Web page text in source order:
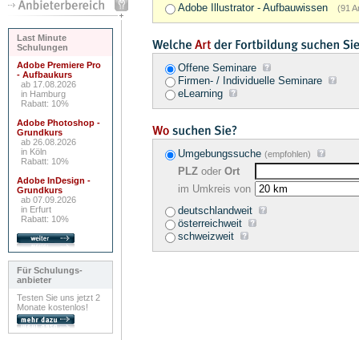
Last Minute
Schulungen
Adobe Premiere Pro
- Aufbaukurs
ab 17.08.2026
in Hamburg
Rabatt: 10%
Adobe Photoshop -
Grundkurs
ab 26.08.2026
in Köln
Rabatt: 10%
Adobe InDesign -
Grundkurs
ab 07.09.2026
in Erfurt
Rabatt: 10%
Für Schulungs-
anbieter
Testen Sie uns jetzt 2
Monate kostenlos!
Adobe Illustrator - Aufbauwissen (91
Offene Seminare
Firmen- / Individuelle Seminare
eLearning
Umgebungssuche (empfohlen)
PLZ oder Ort
im Umkreis von
deutschlandweit
österreichweit
schweizweit